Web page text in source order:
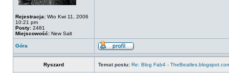
Rejestracja: Wto Kwi 11, 2006
10:21 pm
Posty: 2481
Miejscowość: New Salt
Góra
Ryszard Temat postu: Re: Blog Fab4 -